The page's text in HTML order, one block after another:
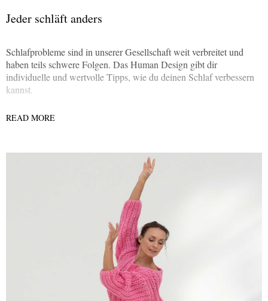
Jeder schläft anders
Schlafprobleme sind in unserer Gesellschaft weit verbreitet und
haben teils schwere Folgen. Das Human Design gibt dir
individuelle und wertvolle Tipps, wie du deinen Schlaf verbessern
kannst.
READ MORE